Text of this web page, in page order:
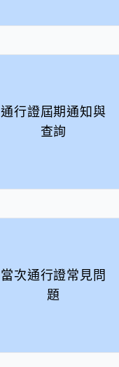
通行證屆期通知與
查詢
當次通行證常見問
題